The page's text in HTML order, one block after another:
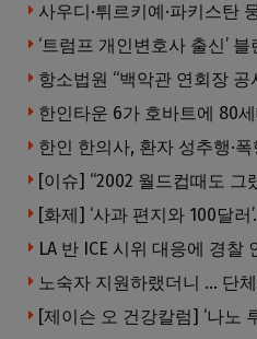
항소법원 “백악관 연회장 공
한인타운 6가 호바트에 80
[제이슨 오 건강칼럼] ‘나노